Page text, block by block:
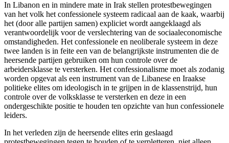
In Libanon en in mindere mate in Irak stellen protestbewegingen
van het volk het confessionele systeem radicaal aan de kaak, waarbij
het (door alle partijen samen) expliciet wordt aangeklaagd als
verantwoordelijk voor de verslechtering van de sociaaleconomische
omstandigheden. Het confessionele en neoliberale systeem in deze
twee landen is in feite een van de belangrijkste instrumenten die de
heersende partijen gebruiken om hun controle over de
arbeidersklasse te versterken. Het confessionalisme moet als zodanig
worden opgevat als een instrument van de Libanese en Iraakse
politieke elites om ideologisch in te grijpen in de klassenstrijd, hun
controle over de volksklasse te versterken en deze in een
ondergeschikte positie te houden ten opzichte van hun confessionele
leiders.
In het verleden zijn de heersende elites erin geslaagd